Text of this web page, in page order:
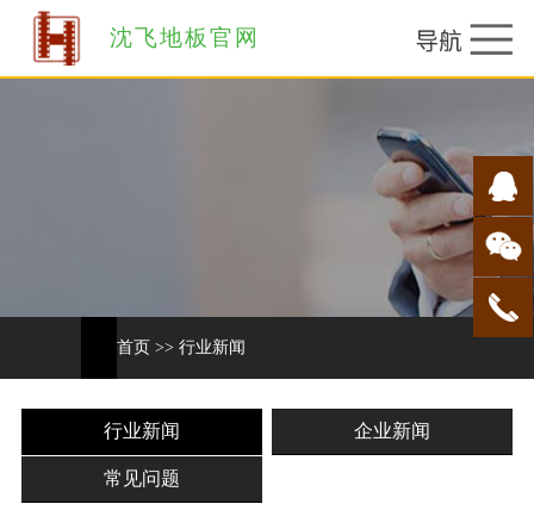
沈飞地板官网
首页 >> 行业新闻
行业新闻 企业新闻
常见问题